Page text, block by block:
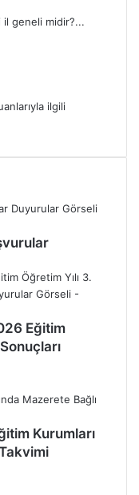
geneli midir?...
ilgili
Eğitim
Kurumları